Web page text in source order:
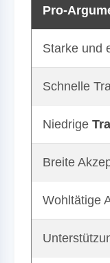
Pro-
Starke und
Schnelle
Niedrige
Breite
Wohltätige